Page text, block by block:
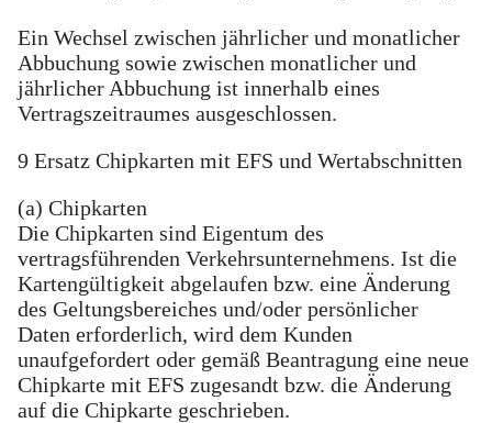
Ein Wechsel zwischen jährlicher und monatlicher
Abbuchung sowie zwischen monatlicher und
jährlicher Abbuchung ist innerhalb eines
Vertragszeitraumes ausgeschlossen.
9 Ersatz Chipkarten mit EFS und Wertabschnitten
(a) Chipkarten
Die Chipkarten sind Eigentum des
vertragsführenden Verkehrsunternehmens. Ist die
Kartengültigkeit abgelaufen bzw. eine Änderung
des Geltungsbereiches und/oder persönlicher
Daten erforderlich, wird dem Kunden
unaufgefordert oder gemäß Beantragung eine neue
Chipkarte mit EFS zugesandt bzw. die Änderung
auf die Chipkarte geschrieben.